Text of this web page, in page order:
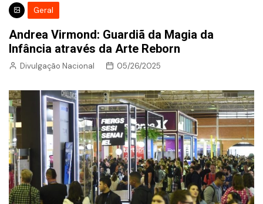
Geral
Andrea Virmond: Guardiã da Magia da
Infância através da Arte Reborn
Divulgação Nacional 05/26/2025